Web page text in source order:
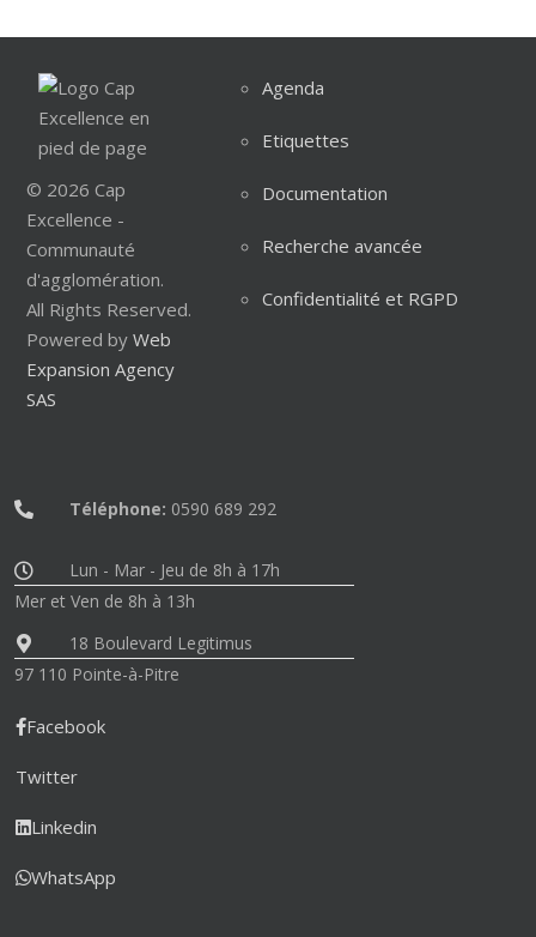
© 2026 Cap
Excellence -
Communauté
d'agglomération.
All Rights Reserved.
Powered by Web
Expansion Agency
SAS
Agenda
Etiquettes
Documentation
Recherche avancée
Confidentialité et RGPD
Téléphone: 0590 689 292
Lun - Mar - Jeu de 8h à 17h
Mer et Ven de 8h à 13h
18 Boulevard Legitimus
97 110 Pointe-à-Pitre
Facebook
Twitter
Linkedin
WhatsApp